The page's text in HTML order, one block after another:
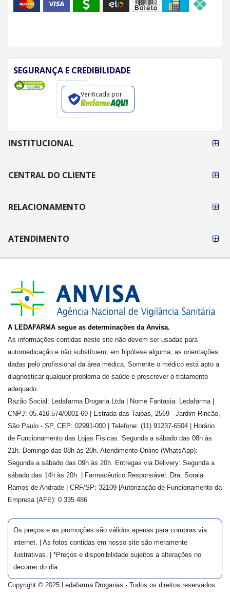
SEGURANÇA E CREDIBILIDADE
Verificada por
FORMAS DE
PAGAMENTO
INSTITUCIONAL
CENTRAL DO CLIENTE
RELACIONAMENTO
ATENDIMENTO
A LEDAFARMA segue as determinações da Anvisa.
As informações contidas neste site não devem ser usadas para
automedicação e não substituem, em hipótese alguma, as orientações
dadas pelo profissional da área médica. Somente o médico está apto a
diagnosticar qualquer problema de saúde e prescrever o tratamento
adequado.
Razão Social: Ledafarma Drogaria Ltda | Nome Fantasia: Ledafarma |
CNPJ: 05.416.574/0001-69 | Estrada das Taipas, 2569 - Jardim Rincão,
São Paulo - SP, CEP: 02991-000 | Telefone: (11) 91237-6504 | Horário
de Funcionamento das Lojas Físicas: Segunda a sábado das 08h às
21h. Domingo das 08h às 20h. Atendimento Online (WhatsApp):
Segunda a sábado das 09h às 20h. Entregas via Delivery: Segunda a
sábado das 14h às 20h. | Farmacêutico Responsável: Dra. Soraia
Ramos de Andrade
| CRF/SP: 32109 |Autorização de Funcionamento da
Empresa (AFE): 0.335.486
Os preços e as promoções são válidos apenas para compras via
internet. | As fotos contidas em nosso site são meramente
ilustrativas. | *Preços e disponibilidade sujeitos a alterações no
decorrer do dia.
Copyright © 2025 Ledafarma Drogarias - Todos os direitos reservados.